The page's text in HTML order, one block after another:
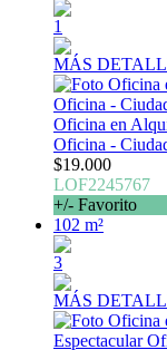
1
MÁS
Oficina en
Oficina -
$19.000
LOF2245767
+/- Favorito
102 m²
3
MÁS